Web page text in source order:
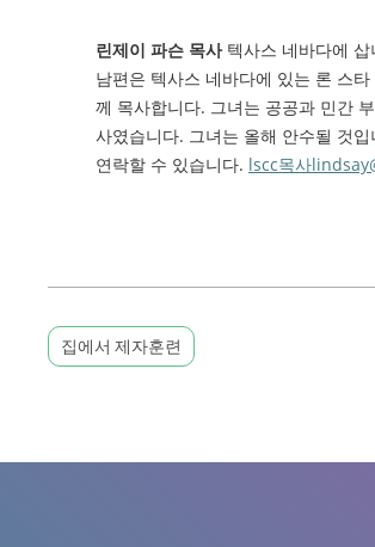
린제이 파슨 목사 텍사스 네바다에
남편은 텍사스 네바다에 있는 론 스
께 목사합니다. 그녀는 공공과 민간
사였습니다. 그녀는 올해 안수될 것
연락할 수 있습니다. lscc목사
집에서 제자훈련